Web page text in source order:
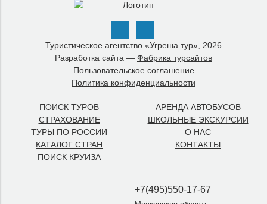
Бэйдайхэ 3
Хабаровск-Бэйдайхэ-Хабаровск
от $500
Бэйдайхэ 4
Хабаровск-Бэйдайхэ-Хабаровск
Туристическое агентство «Угреша тур», 2026
Разработка сайта — Фабрика турсайтов
Пользовательское соглашение
Политика конфиденциальности
ПОИСК ТУРОВ
СТРАХОВАНИЕ
ТУРЫ ПО РОССИИ
КАТАЛОГ СТРАН
ПОИСК КРУИЗА
АРЕНДА АВТОБУСОВ
ШКОЛЬНЫЕ ЭКСКУРСИИ
О НАС
КОНТАКТЫ
+7(495)550-17-67